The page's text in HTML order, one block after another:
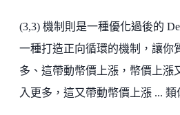
(3,3) 機制則是一種優化過後的
一種打造正向循環的機制，讓你
多、這帶動幣價上漲，幣價上漲
入更多，這又帶動幣價上漲 ... 類